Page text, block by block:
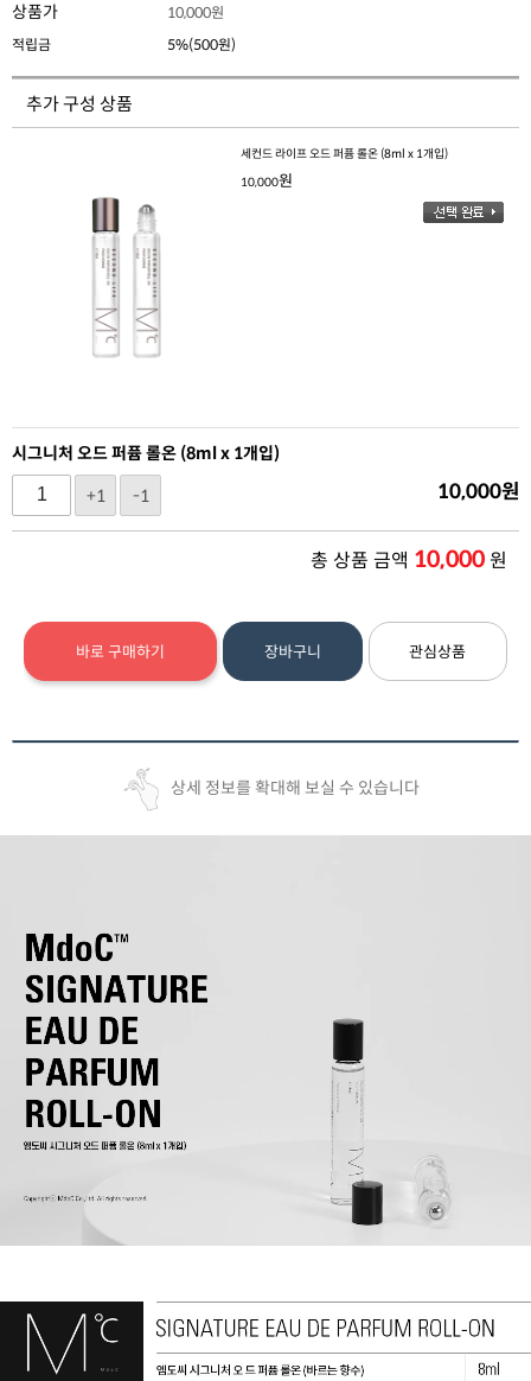
상품가 10,000원
적립금
5%(500원)
추가 구성 상품
세컨드 라이프 오드 퍼퓸 롤온 (8ml x 1개입)
10,000원
시그니처 오드 퍼퓸 롤온 (8ml x 1개입)
+1
-1 10,000원
총 상품 금액 10,000원
바로 구매하기 장바구니 관심상품
상세 정보를 확대해 보실 수 있습니다